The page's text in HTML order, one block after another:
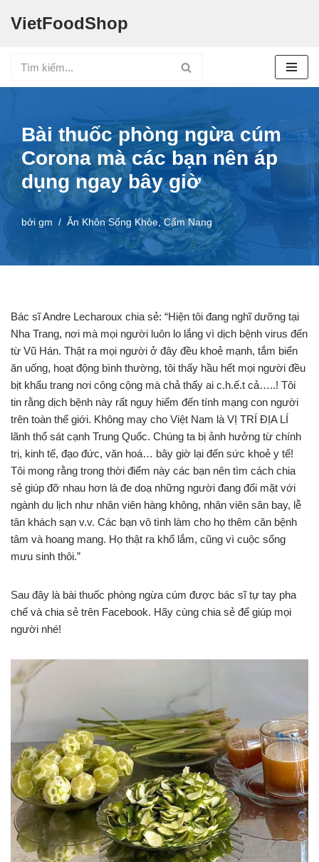
nội
dung
VietFoodShop
Bài thuốc phòng ngừa cúm
Corona mà các bạn nên áp
dụng ngay bây giờ
bởi gm Ăn Khôn Sống Khỏe,Cẩm Nang
Bác sĩ Andre Lecharoux chia sẻ: “Hiện tôi đang nghĩ dưỡng tại
Nha Trang, nơi mà mọi người luôn lo lắng vì dịch bệnh virus đến
từ Vũ Hán. Thật ra mọi người ở đây đều khoẻ mạnh, tắm biển
ăn uống, hoạt động bình thường, tôi thấy hầu hết mọi người đều
bịt khẩu trang nơi công cộng mà chả thấy ai c.h.ế.t cả…..! Tôi
tin rằng dịch bệnh này rất nguy hiểm đến tính mạng con người
trên toàn thế giới. Không may cho Việt Nam là VỊ TRÍ ĐỊA LÍ
lãnh thổ sát cạnh Trung Quốc. Chúng ta bị ảnh hưởng từ chính
trị, kinh tế, đạo đức, văn hoá… bây giờ lại đến sức khoẻ y tế!
Tôi mong rằng trong thời điểm này các bạn nên tìm cách chia
sẻ giúp đỡ nhau hơn là đe doạ những người đang đối mặt với
ngành du lịch như nhân viên hàng không, nhân viên sân bay, lễ
tân khách sạn v.v. Các bạn vô tình làm cho họ thêm căn bệnh
tâm và hoang mang. Họ thật ra khổ lắm, cũng vì cuộc sống
mưu sinh thôi.”
Sau đây là bài thuốc phòng ngừa cúm được bác sĩ tự tay pha
chế và chia sẻ trên Facebook. Hãy cùng chia sẻ để giúp mọi
người nhé!